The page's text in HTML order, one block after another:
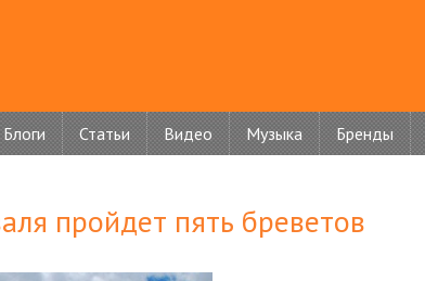
Блоги Статьи Видео Музыка Бренды
пройдет пять бреветов